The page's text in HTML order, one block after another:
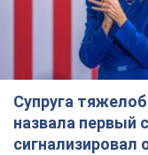
Супруга
назвала первый
сигнализировал